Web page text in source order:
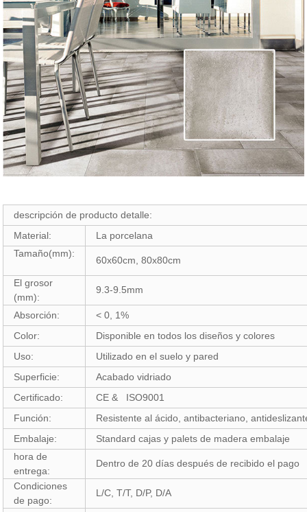
descripción de producto detalle:
Material:
La porcelana
Tamaño(mm):
60x60cm, 80x80cm
El grosor
(mm):
9.3-9.5mm
Absorción:
< 0, 1%
Color:
Disponible en todos los diseños y colores
Uso:
Utilizado en el suelo y pared
Superficie:
Acabado vidriado
Certificado:
CE & ISO9001
Función:
Resistente al ácido, antibacteriano,
Embalaje:
Standard cajas y palets de madera embalaje
hora de
entrega:
Dentro de 20 días después de recibido el pago
Condiciones
de pago:
L/C, T/T, D/P, D/A